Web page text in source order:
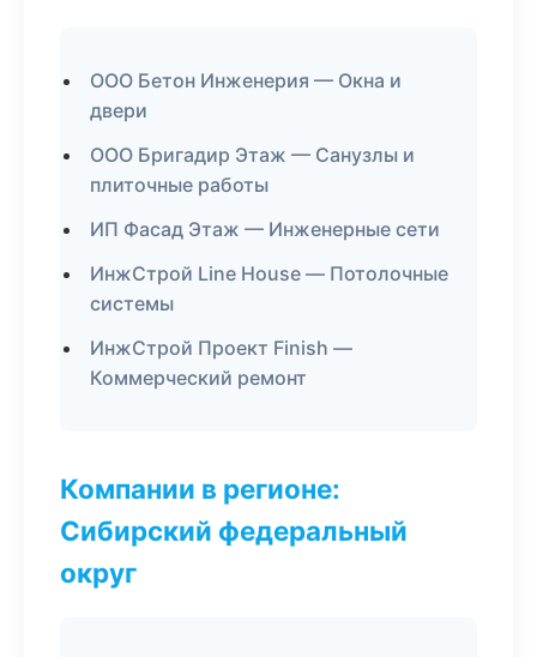
ООО Бетон Инженерия — Окна и
двери
ООО Бригадир Этаж — Санузлы и
плиточные работы
ИП Фасад Этаж — Инженерные сети
ИнжСтрой Line House — Потолочные
системы
ИнжСтрой Проект Finish —
Коммерческий ремонт
Компании в регионе:
Сибирский федеральный
округ